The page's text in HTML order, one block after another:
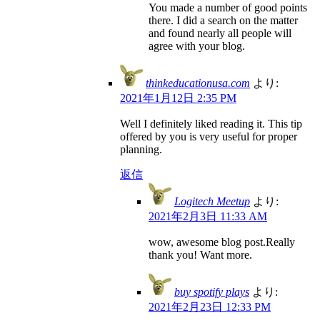
You made a number of good points
there. I did a search on the matter
and found nearly all people will
agree with your blog.
thinkeducationusa.com より:
2021年1月12日 2:35 PM
Well I definitely liked reading it. This tip
offered by you is very useful for proper
planning.
返信
Logitech Meetup より:
2021年2月3日 11:33 AM
wow, awesome blog post.Really
thank you! Want more.
buy spotify plays より:
2021年2月23日 12:33 PM